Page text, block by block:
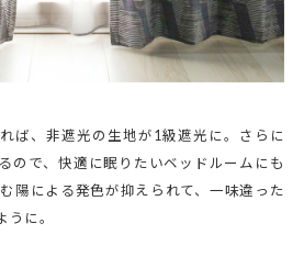
ば、非遮光の生地が1級遮光に。さらに
ので、快適に眠りたいベッドルームにも
陽による発色が抑えられて、一味違った
うに。